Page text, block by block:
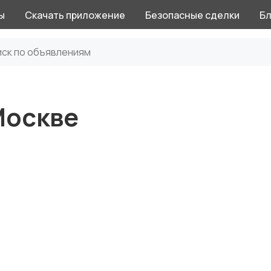
Скачать приложение Безопасные сделки